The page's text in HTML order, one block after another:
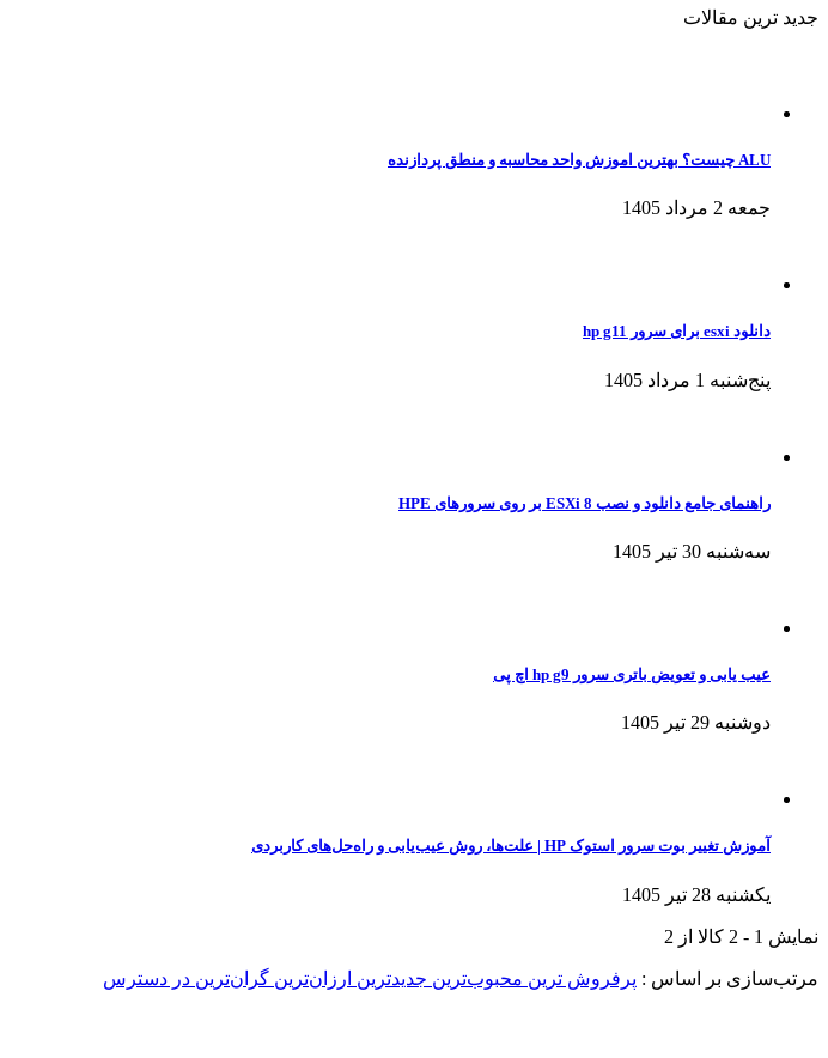
جدید ترین مقالات
ALU چیست؟ بهترین اموزش واحد محاسبه و منطق پردازنده
جمعه 2 مرداد 1405
دانلود esxi برای سرور hp g11
پنج‌شنبه 1 مرداد 1405
راهنمای جامع دانلود و نصب ESXi 8 بر روی سرورهای HPE
سه‌شنبه 30 تیر 1405
عیب یابی و تعویض باتری سرور hp g9 اچ پی
دوشنبه 29 تیر 1405
آموزش تغییر بوت سرور استوک HP | علت‌ها، روش عیب‌یابی و راه‌حل‌های کاربردی
یکشنبه 28 تیر 1405
نمایش 1
-
2 کالا از 2
مرتب‌سازی بر اساس : پرفروش ترین محبوب‌ترین جدیدترین ارزان‌ترین گران‌ترین در دسترس